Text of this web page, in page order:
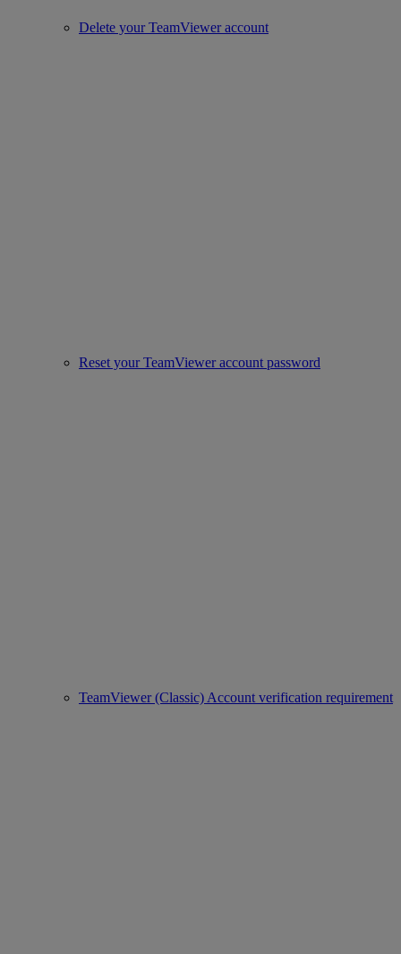
Delete your TeamViewer account
Reset your TeamViewer account password
TeamViewer (Classic) Account verification requirement